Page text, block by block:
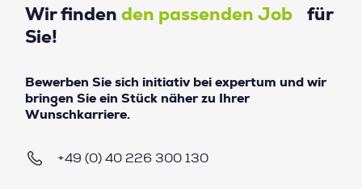
Wir finden den passenden Job für
Sie!
Bewerben Sie sich initiativ bei expertum und wir
bringen Sie ein Stück näher zu Ihrer
Wunschkarriere.
+49 (0) 40 226 300 130